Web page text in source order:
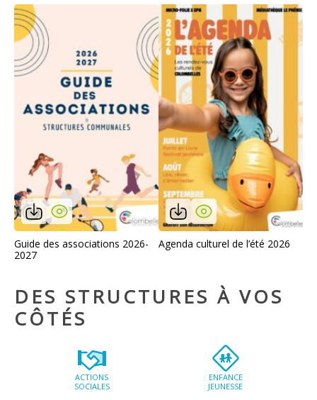
Guide des associations 2026-
2027
Agenda culturel de l’été 2026
DES STRUCTURES À VOS
CÔTÉS
ACTIONS
SOCIALES
ENFANCE
JEUNESSE